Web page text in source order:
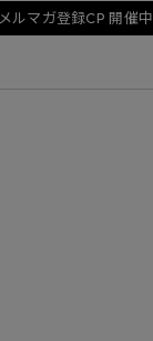
メルマガ登録CP 開催中